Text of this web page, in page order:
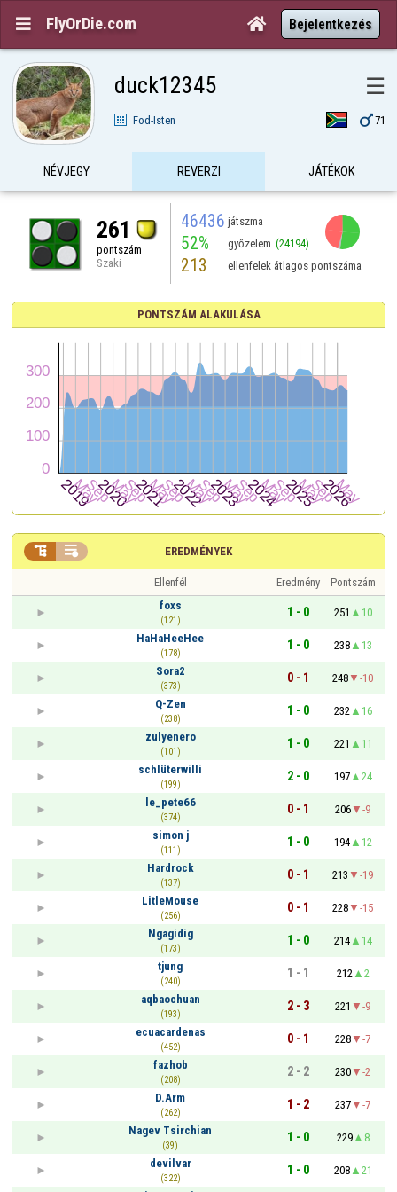
 FlyOrDie.com  Bejelentkezés
duck12345 ☰
Fod-Isten 71
NÉVJEGY REVERZI JÁTÉKOK
261
pontszám
Szaki
46436 játszma
52% győzelem (24194)
213 ellenfelek átlagos pontszáma
PONTSZÁM ALAKULÁSA
EREDMÉNYEK
 
Ellenfél Eredmény
Pontszám
foxs
(121)
1 - 0 251
10
HaHaHeeHee
(178)
1 - 0 238
13
Sora2
(373)
0 - 1 248
-10
Q-Zen
(238)
1 - 0 232
16
zulyenero
(101)
1 - 0 221
11
schlüterwilli
(199)
2 - 0 197
24
le_pete66
(374)
0 - 1 206
-9
simon j
(111)
1 - 0 194
12
Hardrock
(137)
0 - 1 213
-19
LitleMouse
(256)
0 - 1 228
-15
Ngagidig
(173)
1 - 0 214
14
tjung
(240)
1 - 1 212
2
aqbaochuan
(193)
2 - 3 221
-9
ecuacardenas
(452)
0 - 1 228
-7
fazhob
(208)
2 - 2 230
-2
D.Arm
(262)
1 - 2 237
-7
Nagev Tsirchian
(39)
1 - 0 229
8
devilvar
(322)
1 - 0 208
21